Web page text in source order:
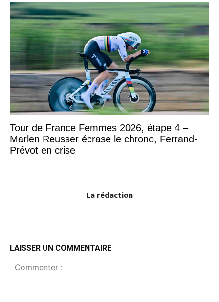
Tour de France Femmes 2026, étape 4 –
Marlen Reusser écrase le chrono, Ferrand-
Prévot en crise
La rédaction
LAISSER UN COMMENTAIRE